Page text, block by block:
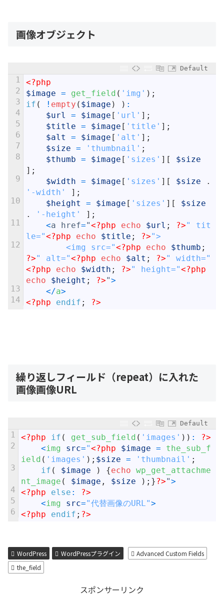
画像オブジェクト
Default
1
2
3
4
5
6
7
8
9
10
11
12
13
14
<?php
$image = get_field ( 'img' ) ;
if ( ! empty ( $image ) ) :
$url
= $image [ 'url' ] ;
$title = $image [ 'title' ] ;
$alt
= $image [ 'alt' ] ;
$size = 'thumbnail' ;
$thumb = $image [ 'sizes' ] [
$size
] ;
$width = $image [ 'sizes' ] [ $size
.
'-width'
] ;
$height
= $image [ 'sizes' ] [
$size
.
'-height' ] ;
<a href="<?php echo $url ; ?>" tit
le="<?php echo $title ; ?>">
		<img src="
<?php echo $thumb ;
?>" alt="<?php echo $alt ; ?>" width="
<?php
echo $width ; ?>" height="<?php
echo
$height ; ?>">
</a>
<?php
endif ; ?>
繰り返しフィールド（repeat）に入れた
画像画像URL
Default
1
2
3
4
5
6
<?php if ( get_sub_field ( 'images' ) ) :
?>
<img src="<?php $image =
the_sub_f
ield ( 'images' ) ; $size = 'thumbnail' ;
if ( $image ) {echo wp_get_attachme
nt_image ( $image , $size ) ; } ?>">
<?php
else :
?>
<img src="代替画像のURL">
<?php
endif ; ?>
WordPress WordPressプラグイン
Advanced Custom Fields
the_field
スポンサーリンク